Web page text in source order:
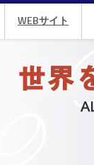
WEBサイト